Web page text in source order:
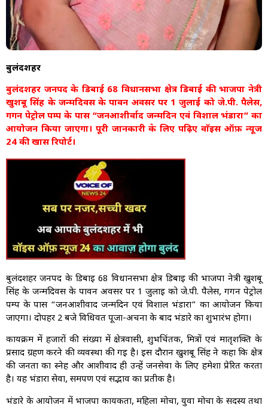
बुलंदशहर
बुलंदशहर जनपद के डिबाई 68 विधानसभा क्षेत्र डिबाई की भाजपा नेत्री
खुशबू सिंह के जन्मदिवस के पावन अवसर पर 1 जुलाई को जे.पी. पैलेस,
गगन पेट्रोल पम्प के पास “जनआशीर्वाद जन्मदिन एवं विशाल भंडारा” का
आयोजन किया जाएगा। पूरी जानकारी के लिए पढ़िए वाॅइस ऑफ़ न्यूज
24 की खास रिपोर्ट।
बुलंदशहर जनपद के डिबाई 68 विधानसभा क्षेत्र डिबाई की भाजपा नेत्री खुशबू
सिंह के जन्मदिवस के पावन अवसर पर 1 जुलाई को जे.पी. पैलेस, गगन पेट्रोल
पम्प के पास “जनआशीर्वाद जन्मदिन एवं विशाल भंडारा” का आयोजन किया
जाएगा। दोपहर 2 बजे विधिवत पूजा-अर्चना के बाद भंडारे का शुभारंभ होगा।
कार्यक्रम में हजारों की संख्या में क्षेत्रवासी, शुभचिंतक, मित्रों एवं मातृशक्ति के
प्रसाद ग्रहण करने की व्यवस्था की गई है। इस दौरान खुशबू सिंह ने कहा कि क्षेत्र
की जनता का स्नेह और आशीर्वाद ही उन्हें जनसेवा के लिए हमेशा प्रेरित करता
है। यह भंडारा सेवा, समर्पण एवं सद्भाव का प्रतीक है।
भंडारे के आयोजन में भाजपा कार्यकर्ता, महिला मोर्चा, युवा मोर्चा के सदस्य तथा